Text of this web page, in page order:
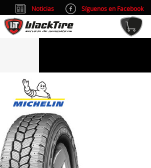
Noticias
Síguenos en Facebook
info@blacktire.es
Atención al cliente: L/V 9:00-14:00 y 15:00-19:00